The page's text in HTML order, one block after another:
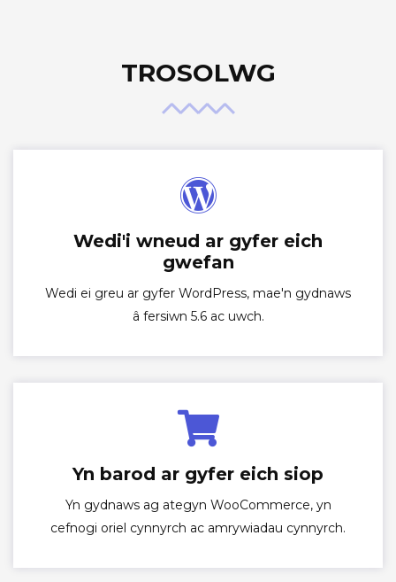
TROSOLWG
Wedi'i wneud ar gyfer eich
gwefan
Wedi ei greu ar gyfer WordPress, mae'n gydnaws
â fersiwn 5.6 ac uwch.
Yn barod ar gyfer eich siop
Yn gydnaws ag ategyn WooCommerce, yn
cefnogi oriel cynnyrch ac amrywiadau cynnyrch.